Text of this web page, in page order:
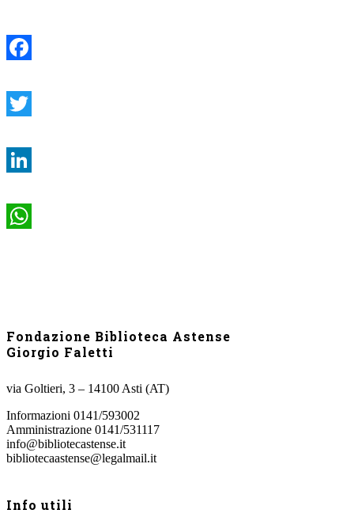
Fondazione Biblioteca Astense
Giorgio Faletti
via Goltieri, 3 – 14100 Asti (AT)
Informazioni 0141/593002
Amministrazione 0141/531117
info@bibliotecastense.it
bibliotecaastense@legalmail.it
Info utili